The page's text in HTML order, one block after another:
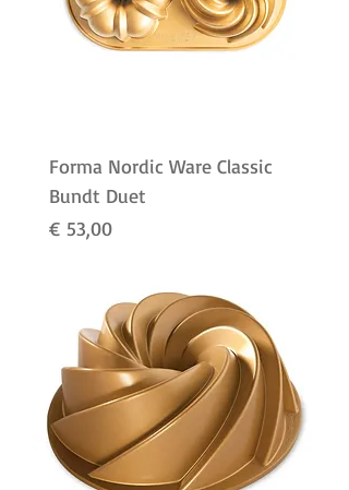
Forma Nordic Ware Classic
Bundt Duet
Preço
€ 53,00